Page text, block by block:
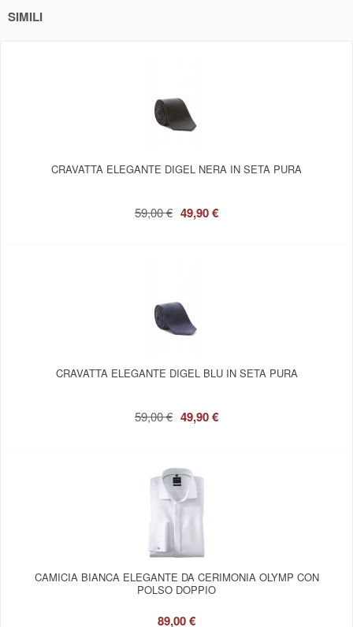
SIMILI
CRAVATTA ELEGANTE DIGEL NERA IN SETA PURA
59,00 € 49,90 €
CRAVATTA ELEGANTE DIGEL BLU IN SETA PURA
59,00 € 49,90 €
CAMICIA BIANCA ELEGANTE DA CERIMONIA OLYMP CON
POLSO DOPPIO
89,00 €